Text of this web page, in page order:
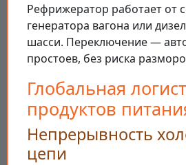
Рефрижератор работает от
генератора вагона или
шасси. Переключение —
простоев, без риска
Глобальная
продуктов
Непрерывность
цепи